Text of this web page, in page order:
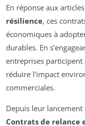
En réponse aux
résilience, ces
économiques à
durables. En
entreprises
réduire l’impact
commerciales.
Depuis leur
Contrats de relance